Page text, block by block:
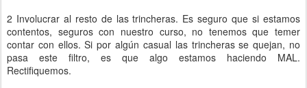
2 Involucrar al resto de las trincheras. Es seguro que si estamos
contentos, seguros con nuestro curso, no tenemos que temer
contar con ellos. Si por algún casual las trincheras se quejan, no
pasa este filtro, es que algo estamos haciendo MAL.
Rectifiquemos.